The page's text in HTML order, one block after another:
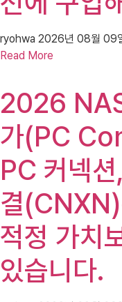
ryohwa 2026년 08월 09
Read More
2026
가(PC
PC 커넥
결
적정 가치
있습니다.